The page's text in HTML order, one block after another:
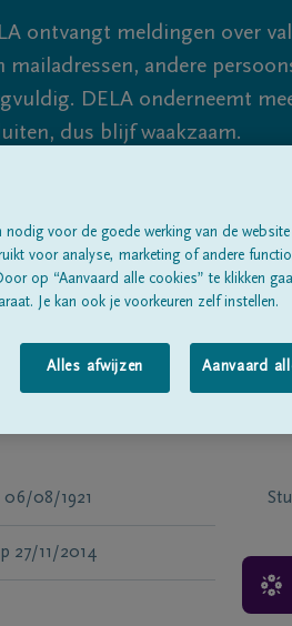
ontvangt meldingen over
andere
DELA onderneemt
dus blijf waakzaam.
Alle rouwberichtenOver ons
06/08/1921
27/11/2014
voor de goede werking van de
voor analyse, marketing of andere
op “Aanvaard alle cookies” te klikken
Je kan ook je voorkeuren zelf instellen.
Alles afwijzen Aanvaard